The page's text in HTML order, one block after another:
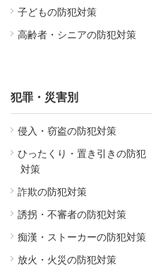
子どもの防犯対策
高齢者・シニアの防犯対策
犯罪・災害別
侵入・窃盗の防犯対策
ひったくり・置き引きの防犯
対策
詐欺の防犯対策
誘拐・不審者の防犯対策
痴漢・ストーカーの防犯対策
放火・火災の防犯対策